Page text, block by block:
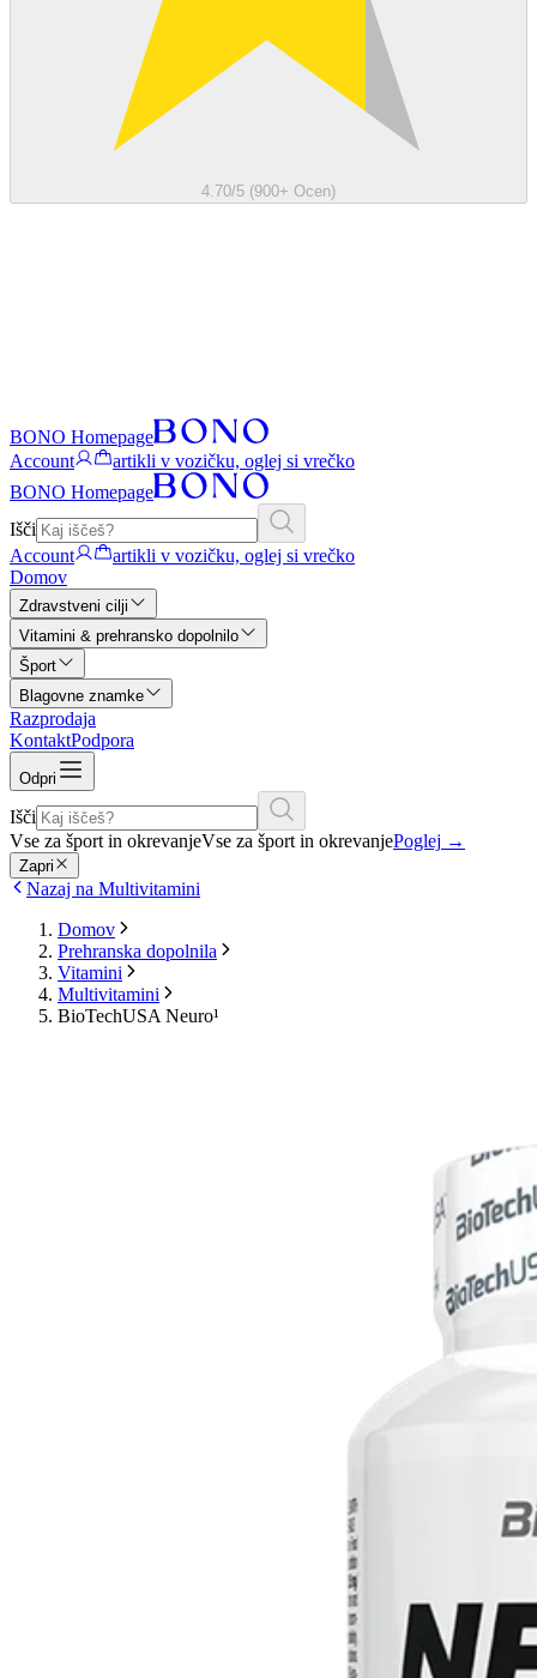
4.70/5 (900+ Ocen)
BONO Homepage
Account
artikli v vozičku, oglej si vrečko
BONO Homepage
Išči
Account
artikli v vozičku, oglej si vrečko
Domov
Zdravstveni cilji
Vitamini & prehransko dopolnilo
Šport
Blagovne znamke
Razprodaja
KontaktPodpora
Odpri
Išči
Vse za šport in okrevanjeVse za šport in okrevanjePoglej →
Zapri
Nazaj na Multivitamini
Domov
Prehranska dopolnila
Vitamini
Multivitamini
BioTechUSA Neuro¹